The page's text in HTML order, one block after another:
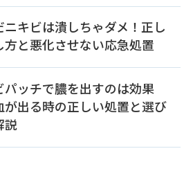
ニキビは潰しちゃダメ！正し
方と悪化させない応急処置
パッチで膿を出すのは効果
が出る時の正しい処置と選び
説